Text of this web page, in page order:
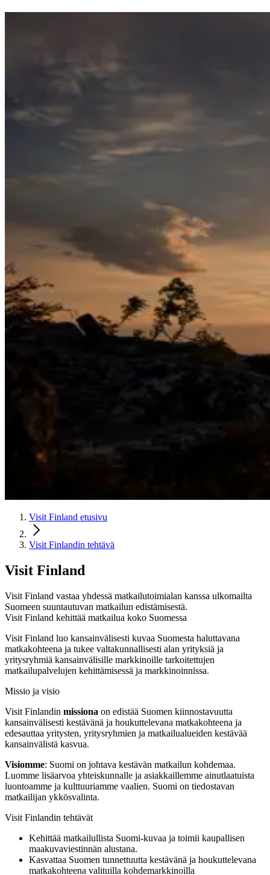
Visit Finland etusivu
Visit Finlandin tehtävä
Visit Finland
Visit Finland vastaa yhdessä matkailutoimialan kanssa ulkomailta
Suomeen suuntautuvan matkailun edistämisestä.
Visit Finland kehittää matkailua koko Suomessa
Visit Finland luo kansainvälisesti kuvaa Suomesta haluttavana
matkakohteena ja tukee valtakunnallisesti alan yrityksiä ja
yritysryhmiä kansainvälisille markkinoille tarkoitettujen
matkailupalvelujen kehittämisessä ja markkinoinnissa.
Missio ja visio
Visit Finlandin missiona on edistää Suomen kiinnostavuutta
kansainvälisesti kestävänä ja houkuttelevana matkakohteena ja
edesauttaa yritysten, yritysryhmien ja matkailualueiden kestävää
kansainvälistä kasvua.
Visiomme: Suomi on johtava kestävän matkailun kohdemaa.
Luomme lisäarvoa yhteiskunnalle ja asiakkaillemme ainutlaatuista
luontoamme ja kulttuuriamme vaalien. Suomi on tiedostavan
matkailijan ykkösvalinta.
Visit Finlandin tehtävät
Kehittää matkailullista Suomi-kuvaa ja toimii kaupallisen
maakuvaviestinnän alustana.
Kasvattaa Suomen tunnettuutta kestävänä ja houkuttelevana
matkakohteena valituilla kohdemarkkinoilla